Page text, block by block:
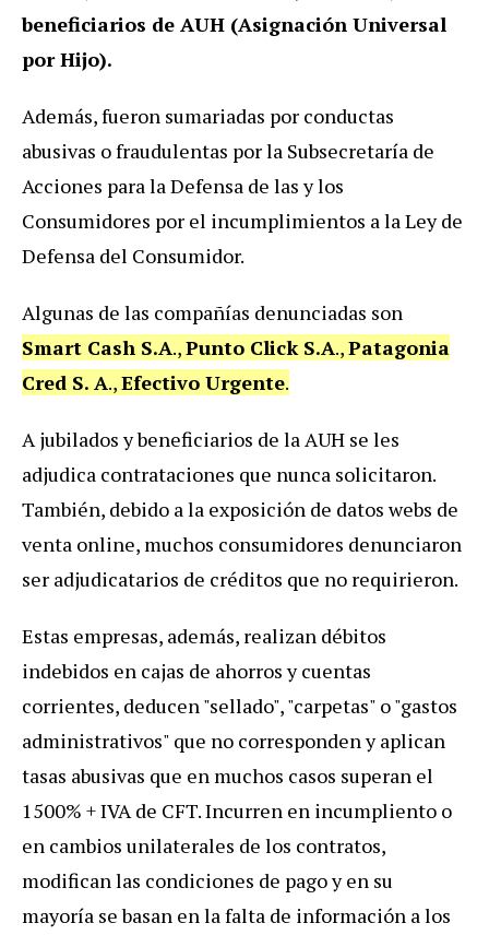
beneficiarios de AUH (Asignación Universal
por Hijo).
Además, fueron sumariadas por conductas
abusivas o fraudulentas por la Subsecretaría de
Acciones para la Defensa de las y los
Consumidores por el incumplimientos a la Ley de
Defensa del Consumidor.
Algunas de las compañías denunciadas son
Smart Cash S.A.,Punto Click S.A.,Patagonia
Cred S. A.,Efectivo Urgente.
A jubilados y beneficiarios de la AUH se les
adjudica contrataciones que nunca solicitaron.
También, debido a la exposición de datos webs de
venta online, muchos consumidores denunciaron
ser adjudicatarios de créditos que no requirieron.
Estas empresas, además, realizan débitos
indebidos en cajas de ahorros y cuentas
corrientes, deducen "sellado", "carpetas" o "gastos
administrativos" que no corresponden y aplican
tasas abusivas que en muchos casos superan el
1500% + IVA de CFT. Incurren en incumpliento o
en cambios unilaterales de los contratos,
modifican las condiciones de pago y en su
mayoría se basan en la falta de información a los